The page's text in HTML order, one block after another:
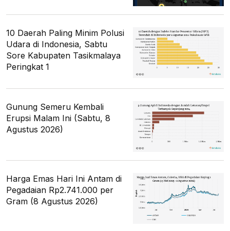
10 Daerah Paling Minim Polusi
Udara di Indonesia, Sabtu
Sore Kabupaten Tasikmalaya
Peringkat 1
Gunung Semeru Kembali
Erupsi Malam Ini (Sabtu, 8
Agustus 2026)
Harga Emas Hari Ini Antam di
Pegadaian Rp2.741.000 per
Gram (8 Agustus 2026)